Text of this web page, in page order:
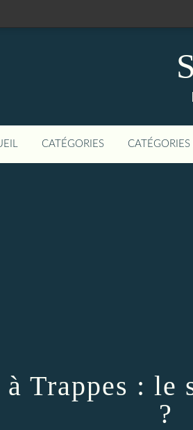
CATÉGORIES CATÉGORIES
à Trappes : le
?